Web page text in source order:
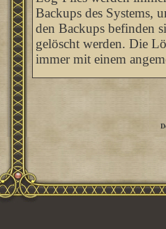
Backups des Systems,
den Backups befinden
gelöscht werden. Die
immer mit einem